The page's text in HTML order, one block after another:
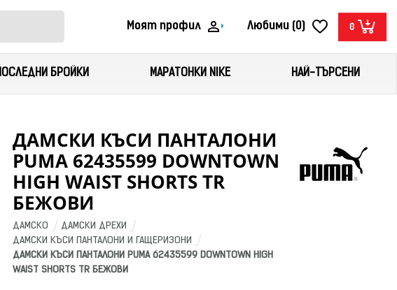
Моят профил Любими (0) 0
ПОСЛЕДНИ БРОЙКИ МАРАТОНКИ NIKE НАЙ-ТЪРСЕНИ
ДАМСКИ КЪСИ ПАНТАЛОНИ
PUMA 62435599 DOWNTOWN
HIGH WAIST SHORTS TR
БЕЖОВИ
ДАМСКО
ДАМСКИ ДРЕХИ
ДАМСКИ КЪСИ ПАНТАЛОНИ И ГАЩЕРИЗОНИ
ДАМСКИ КЪСИ ПАНТАЛОНИ PUMA 62435599 DOWNTOWN HIGH
WAIST SHORTS TR БЕЖОВИ